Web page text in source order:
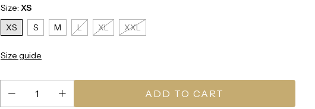
Size: XS
XS
S M L XL XXL
Size guide